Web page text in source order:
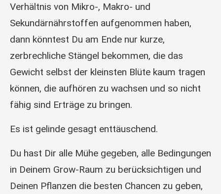
Verhältnis von Mikro-, Makro- und
Sekundärnährstoffen aufgenommen haben,
dann könntest Du am Ende nur kurze,
zerbrechliche Stängel bekommen, die das
Gewicht selbst der kleinsten Blüte kaum tragen
können, die aufhören zu wachsen und so nicht
fähig sind Erträge zu bringen.
Es ist gelinde gesagt enttäuschend.
Du hast Dir alle Mühe gegeben, alle Bedingungen
in Deinem Grow-Raum zu berücksichtigen und
Deinen Pflanzen die besten Chancen zu geben,